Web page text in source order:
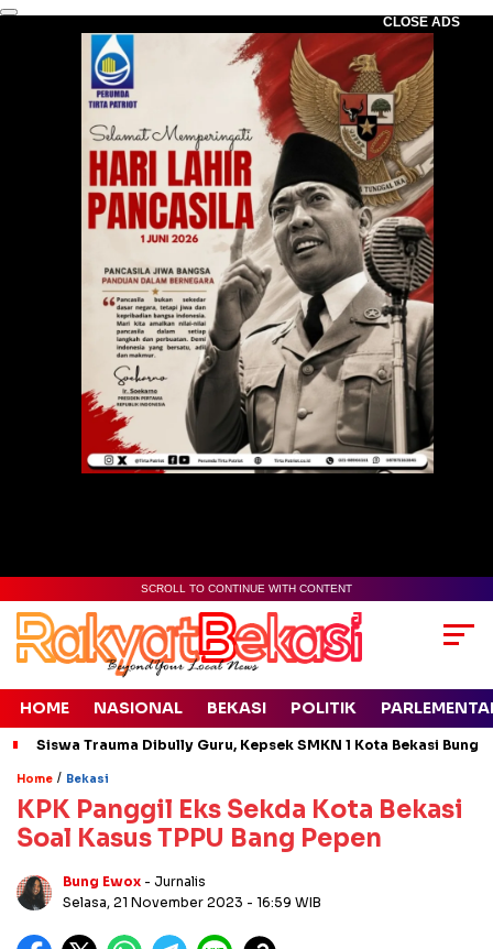
CLOSE ADS
SCROLL TO CONTINUE WITH CONTENT
HOME NASIONAL BEKASI POLITIK
Siswa Trauma Dibully Guru, Kepsek SMKN 1 Kota Bekasi
Home / Bekasi
KPK Panggil Eks Sekda Kota Bekasi
Soal Kasus TPPU Bang Pepen
Bung Ewox - Jurnalis
Selasa, 21 November 2023 - 16:59 WIB